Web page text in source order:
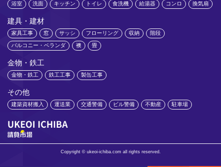
浴室 洗面 キッチン トイレ 食洗機 給湯器 コンロ 換気扇
建具・建材
家具工事 窓 サッシ フローリング 収納 階段
バルコニー・ベランダ 襖 畳
金物・鉄工
金物・鉄工 鉄工工事 製缶工事
その他
建築資材搬入 運送業 交通警備 ビル警備 不動産 駐車場
Copyright © ukeoi-ichiba.com all rights reserved.